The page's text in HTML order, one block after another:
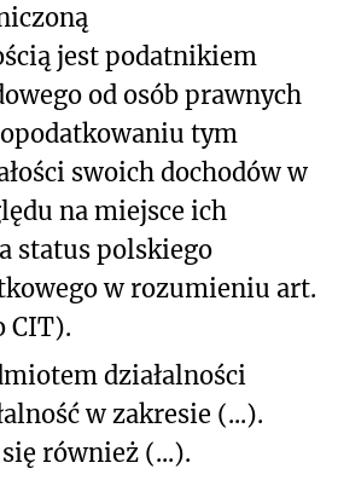
jest podatnikiem
od osób prawnych
tym
swoich dochodów w
na miejsce ich
status polskiego
w rozumieniu art.
CIT).
działalności
w zakresie (...).
również (...).